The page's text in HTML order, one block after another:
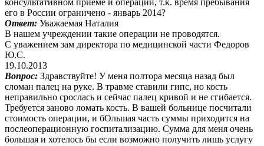
консультативном приеме и операции, т.к. время пребывания
его в России ограничено - январь 2014?
Ответ: Уважаемая Наталия
В нашем учреждении такие операции не проводятся.
С уважением зам директора по медицинской части Федоров
Ю.С.
19.10.2013
Вопрос: Здравствуйте! У меня полтора месяца назад был
сломан палец на руке. В травме ставили гипс, но кость
неправильно срослась и сейчас палец кривой и не сгибается.
Требуется заново ломать кость. В вашей больнице посчитали
стоимость операции, и бОльшая часть суммы приходится на
послеоперационную госпитализацию. Сумма для меня очень
большая и хотелось бы если возможно получить лишь услугу